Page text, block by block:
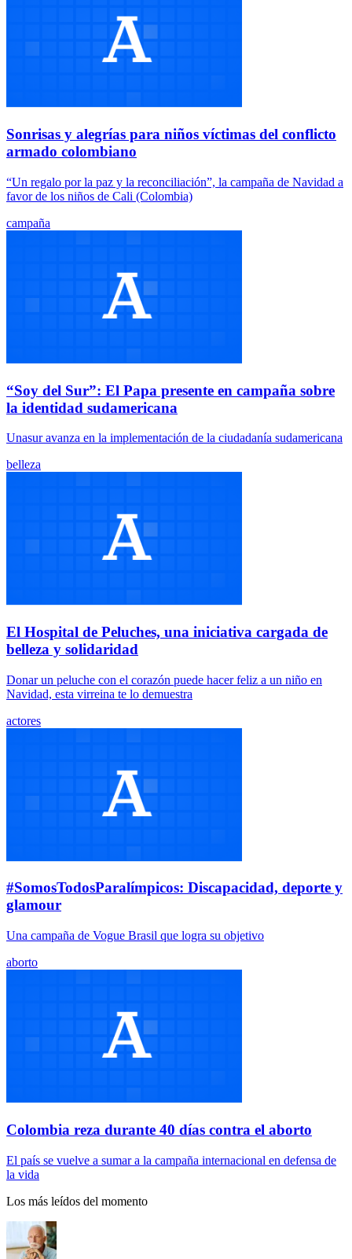
Sonrisas y alegrías para niños víctimas del conflicto
armado colombiano
“Un regalo por la paz y la reconciliación”, la campaña de Navidad a
favor de los niños de Cali (Colombia)
campaña
“Soy del Sur”: El Papa presente en campaña sobre
la identidad sudamericana
Unasur avanza en la implementación de la ciudadanía sudamericana
belleza
El Hospital de Peluches, una iniciativa cargada de
belleza y solidaridad
Donar un peluche con el corazón puede hacer feliz a un niño en
Navidad, esta virreina te lo demuestra
actores
#SomosTodosParalímpicos: Discapacidad, deporte y
glamour
Una campaña de Vogue Brasil que logra su objetivo
aborto
Colombia reza durante 40 días contra el aborto
El país se vuelve a sumar a la campaña internacional en defensa de
la vida
Los más leídos del momento